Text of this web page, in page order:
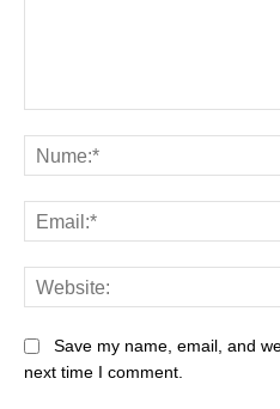
Save my name, email, and
next time I comment.